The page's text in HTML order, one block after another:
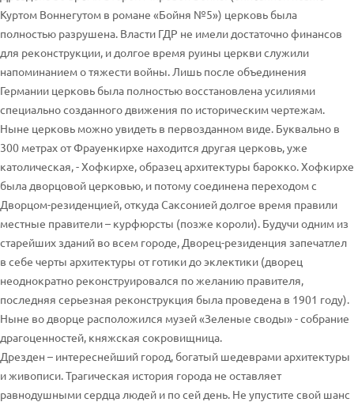
Куртом Воннегутом в романе «Бойня №5») церковь была
полностью разрушена. Власти ГДР не имели достаточно финансов
для реконструкции, и долгое время руины церкви служили
напоминанием о тяжести войны. Лишь после объединения
Германии церковь была полностью восстановлена усилиями
специально созданного движения по историческим чертежам.
Ныне церковь можно увидеть в первозданном виде. Буквально в
300 метрах от Фрауенкирхе находится другая церковь, уже
католическая, - Хофкирхе, образец архитектуры барокко. Хофкирхе
была дворцовой церковью, и потому соединена переходом с
Дворцом-резиденцией, откуда Саксонией долгое время правили
местные правители – курфюрсты (позже короли). Будучи одним из
старейших зданий во всем городе, Дворец-резиденция запечатлел
в себе черты архитектуры от готики до эклектики (дворец
неоднократно реконструировался по желанию правителя,
последняя серьезная реконструкция была проведена в 1901 году).
Ныне во дворце расположился музей «Зеленые своды» - собрание
драгоценностей, княжская сокровищница.
Дрезден – интереснейший город, богатый шедеврами архитектуры
и живописи. Трагическая история города не оставляет
равнодушными сердца людей и по сей день. Не упустите свой шанс